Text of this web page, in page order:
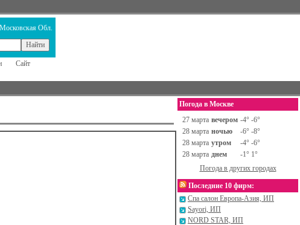
Обл.
Сайт
Погода в Москве
27 марта вечером -4° -6°
28 марта ночью
-6° -8°
28 марта утром
-4° -6°
28 марта днем
-1° 1°
Погода в других городах
Последние 10 фирм:
Спа салон Европа-Азия, ИП
Sayori, ИП
NORD STAR, ИП